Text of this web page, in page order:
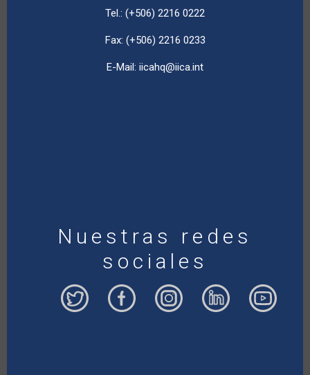
Tel.: (+506) 2216 0222
Fax: (+506) 2216 0233
E-Mail: iicahq@iica.int
Nuestras redes
sociales